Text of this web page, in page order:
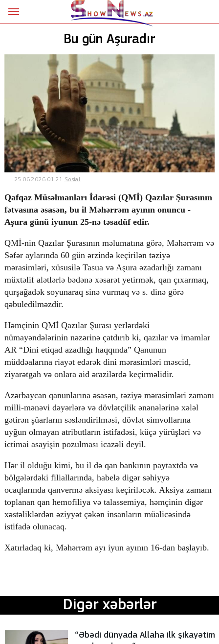
18+
Astrologiya
Hadisə
İdman
© 2026. Shownews.az
Created by Netservice.az
Bu gün Aşuradır
25.06.2026 01:21 Sosial
Qafqaz Müsəlmanları İdarəsi (QMİ) Qazılar Şurasının
fətvasına əsasən, bu il Məhərrəm ayının onuncu -
Aşura günü iyunun 25-nə təsadüf edir.
QMİ-nin Qazılar Şurasının məlumatına görə, Məhərrəm və
Səfər aylarında 60 gün ərzində keçirilən təziyə
mərasimləri, xüsusilə Tasua və Aşura əzadarlığı zamanı
müxtəlif alətlərlə bədənə xəsarət yetirmək, qan çıxarmaq,
qurşağadək soyunaraq sinə vurmaq və s. dinə görə
qəbuledilməzdir.
Həmçinin QMİ Qazılar Şurası yerlərdəki
nümayəndələrinin nəzərinə çatdırıb ki, qazılar və imamlar
AR “Dini etiqad azadlığı haqqında” Qanunun
müddəalarına riayət edərək dini mərasimləri məscid,
ziyarətgah və onlara aid ərazilərdə keçirməlidir.
Azərbaycan qanunlarına əsasən, təziyə mərasimləri zamanı
milli-mənəvi dəyərlərə və dövlətçilik ənənələrinə xələl
gətirən şüarların səsləndirilməsi, dövlət simvollarına
uyğun olmayan atributların istifadəsi, küçə yürüşləri və
ictimai asayişin pozulması icazəli deyil.
Hər il olduğu kimi, bu il də qan bankının paytaxtda və
bölgələrdəki filiallarında, habelə digər səhiyyə
ocaqlarında qanvermə aksiyası keçiriləcək. Aksiya zamanı
toplanan qan hemofiliya və talassemiya, həmçinin digər
xəstəliklərdən əziyyət çəkən insanların müalicəsində
istifadə olunacaq.
Xatırladaq ki, Məhərrəm ayı iyun ayının 16-dan başlayıb.
Digər xəbərlər
“Əbədi dünyada Allaha ilk şikayətim